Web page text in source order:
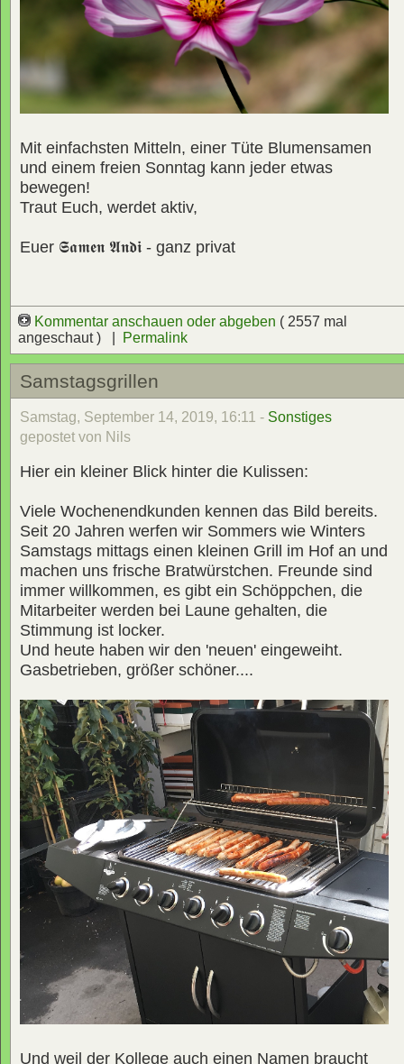
Mit einfachsten Mitteln, einer Tüte Blumensamen
und einem freien Sonntag kann jeder etwas
bewegen!
Traut Euch, werdet aktiv,
Euer 𝕾𝖆𝖒𝖊𝖓 𝕬𝖓𝖉𝖎 - ganz privat
Kommentar anschauen oder abgeben ( 2557 mal
angeschaut ) |
Permalink
Samstagsgrillen
Samstag, September 14, 2019, 16:11 - Sonstiges
gepostet von Nils
Hier ein kleiner Blick hinter die Kulissen:
Viele Wochenendkunden kennen das Bild bereits.
Seit 20 Jahren werfen wir Sommers wie Winters
Samstags mittags einen kleinen Grill im Hof an und
machen uns frische Bratwürstchen. Freunde sind
immer willkommen, es gibt ein Schöppchen, die
Mitarbeiter werden bei Laune gehalten, die
Stimmung ist locker.
Und heute haben wir den 'neuen' eingeweiht.
Gasbetrieben, größer schöner....
Und weil der Kollege auch einen Namen braucht